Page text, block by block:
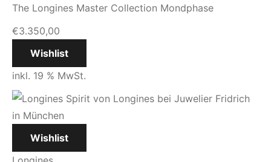
The Longines Master Collection Mondphase
€3.350,00
Wishlist
inkl. 19 % MwSt.
Wishlist